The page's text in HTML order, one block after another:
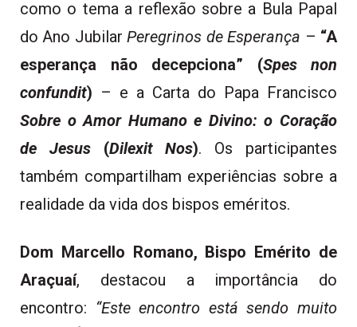
como o tema a reflexão sobre a Bula Papal
do Ano JubilarPeregrinos de Esperança – “A
esperança não decepciona” (Spes non
confundit) – e a Carta do Papa Francisco
Sobre o Amor Humano e Divino: o Coração
de Jesus(Dilexit Nos). Os participantes
também compartilham experiências sobre a
realidade da vida dos bispos eméritos.
Dom Marcello Romano, Bispo Emérito de
Araçuaí, destacou a importância do
encontro: “Este encontro está sendo muito